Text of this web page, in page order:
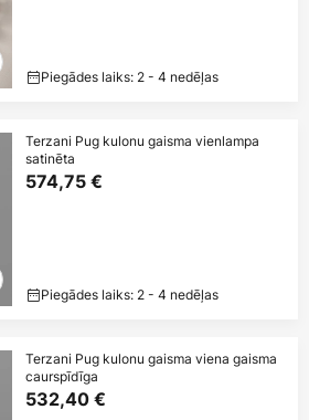
Piegādes laiks: 2 - 4 nedēļas
Terzani Pug kulonu gaisma vienlampa
satinēta
574,75 €
Piegādes laiks: 2 - 4 nedēļas
Terzani Pug kulonu gaisma viena gaisma
caurspīdīga
532,40 €